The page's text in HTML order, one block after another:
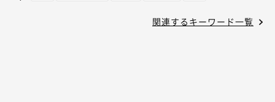
関連するキーワード一覧